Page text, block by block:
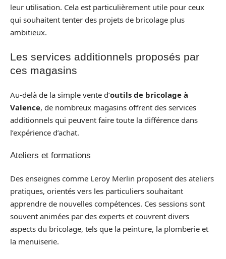
leur utilisation. Cela est particulièrement utile pour ceux
qui souhaitent tenter des projets de bricolage plus
ambitieux.
Les services additionnels proposés par
ces magasins
Au-delà de la simple vente d’outils de bricolage à
Valence, de nombreux magasins offrent des services
additionnels qui peuvent faire toute la différence dans
l’expérience d’achat.
Ateliers et formations
Des enseignes comme Leroy Merlin proposent des ateliers
pratiques, orientés vers les particuliers souhaitant
apprendre de nouvelles compétences. Ces sessions sont
souvent animées par des experts et couvrent divers
aspects du bricolage, tels que la peinture, la plomberie et
la menuiserie.